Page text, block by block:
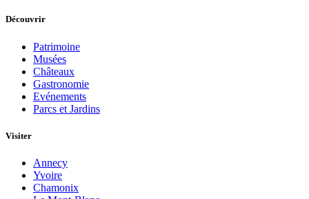
Découvrir
Patrimoine
Musées
Châteaux
Gastronomie
Evénements
Parcs et Jardins
Visiter
Annecy
Yvoire
Chamonix